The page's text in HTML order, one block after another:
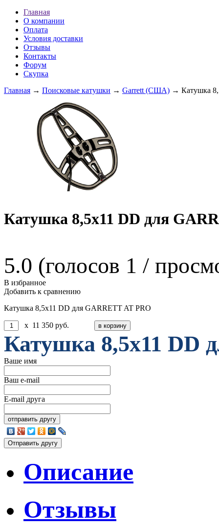
Главная
О компании
Оплата
Условия доставки
Отзывы
Контакты
Форум
Скупка
Главная → Поисковые катушки → Garrett (США) → Катушка
Катушка 8,5x11 DD для
5.0 (голосов 1 /
В избранное
Добавить к сравнению
Катушка 8,5x11 DD для GARRETT AT PRO
x 11 350 руб.
Катушка 8,5x11 DD
Ваше имя
Ваш e-mail
E-mail друга
Описание
Отзывы